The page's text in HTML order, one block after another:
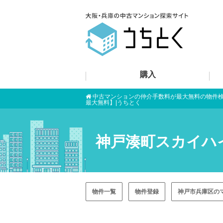
購入
中古マンションの仲介手数料が最大無料の物件
最大無料】|うちとく
神戸湊町スカイハ
物件一覧 物件登録 神戸市兵庫区の